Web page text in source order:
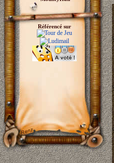
Référencé sur